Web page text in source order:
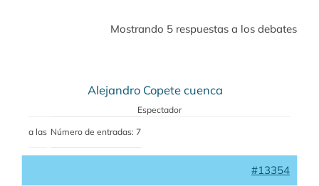
Mostrando 5 respuestas a los debates
Alejandro Copete cuenca
Espectador
a las Número de entradas: 7
#13354